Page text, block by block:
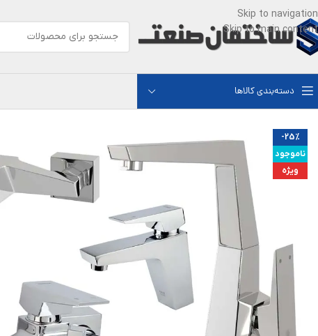
Skip to navigation
Skip to main content
دسته‌بندی کالاها
-25%
ناموجود
ویژه